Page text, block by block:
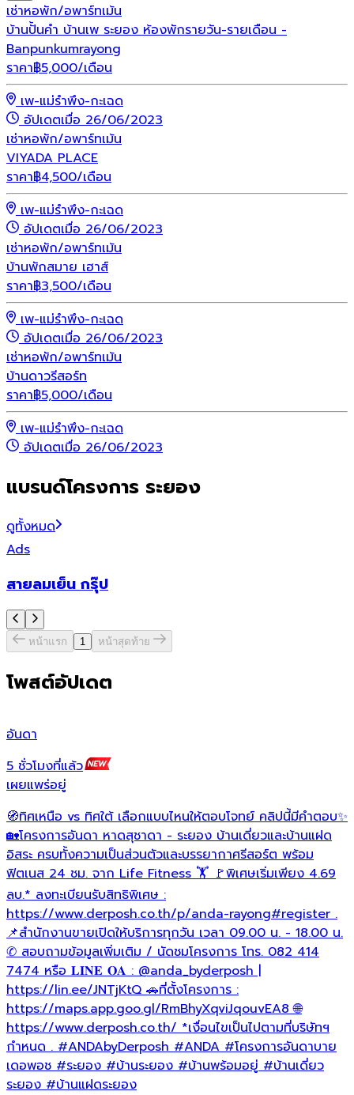
เช่าหอพัก/อพาร์ทเม้น
บ้านปั้นคำ บ้านเพ ระยอง ห้องพักรายวัน-รายเดือน -
Banpunkumrayong
ราคา฿5,000/เดือน
เพ-แม่รำพึง-กะเฉด
อัปเดตเมื่อ 26/06/2023
เช่าหอพัก/อพาร์ทเม้น
VIYADA PLACE
ราคา฿4,500/เดือน
เพ-แม่รำพึง-กะเฉด
อัปเดตเมื่อ 26/06/2023
เช่าหอพัก/อพาร์ทเม้น
บ้านพักสมาย เฮาส์
ราคา฿3,500/เดือน
เพ-แม่รำพึง-กะเฉด
อัปเดตเมื่อ 26/06/2023
เช่าหอพัก/อพาร์ทเม้น
บ้านดาวรีสอร์ท
ราคา฿5,000/เดือน
เพ-แม่รำพึง-กะเฉด
อัปเดตเมื่อ 26/06/2023
แบรนด์โครงการ ระยอง
ดูทั้งหมด
Ads
สายลมเย็น กรุ๊ป
หน้าแรก 1 หน้าสุดท้าย
โพสต์อัปเดต
อันดา
5 ชั่วโมงที่แล้ว
เผยแพร่อยู่
🧭ทิศเหนือ vs ทิศใต้ เลือกแบบไหนให้ตอบโจทย์ คลิปนี้มีคำตอบ✨
🏡โครงการอันดา หาดสุชาดา - ระยอง บ้านเดี่ยวและบ้านแฝด
อิสระ ครบทั้งความเป็นส่วนตัวและบรรยากาศรีสอร์ต พร้อม
ฟิตเนส 24 ชม. จาก Life Fitness 🏋 🚩พิเศษเริ่มเพียง 4.69
ลบ.* ลงทะเบียนรับสิทธิพิเศษ :
https://www.derposh.co.th/p/anda-rayong#register.
📌สำนักงานขายเปิดให้บริการทุกวัน เวลา 09.00 น. - 18.00 น.
✆ สอบถามข้อมูลเพิ่มเติม / นัดชมโครงการ โทร. 082 414
7474 หรือ 𝐋𝐈𝐍𝐄 𝐎𝐀 : @anda_byderposh |
https://lin.ee/JNTjKtQ 🚗ที่ตั้งโครงการ :
https://maps.app.goo.gl/RmBhyXqviJqouvEA8 🌐
https://www.derposh.co.th/ *เงื่อนไขเป็นไปตามที่บริษัทฯ
กำหนด .#ANDAbyDerposh #ANDA #โครงการอันดาบาย
เดอพอช #ระยอง #บ้านระยอง #บ้านพร้อมอยู่ #บ้านเดี่ยว
ระยอง #บ้านแฝดระยอง